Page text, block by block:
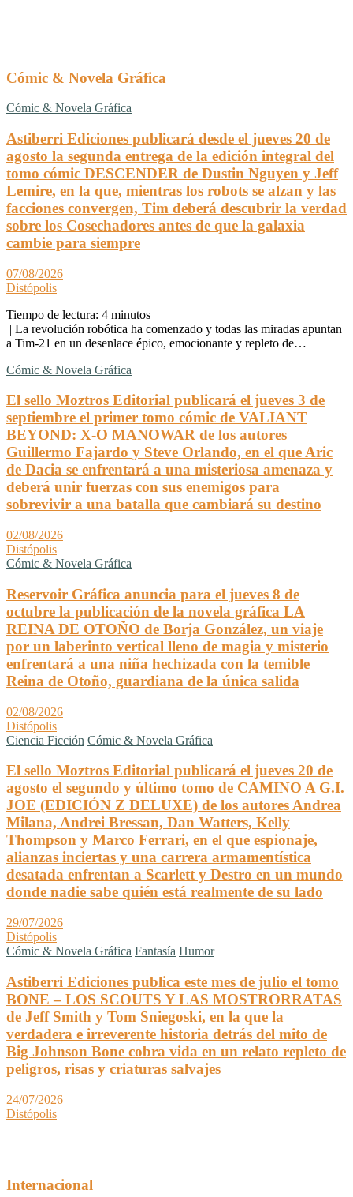
Cómic & Novela Gráfica
Cómic & Novela Gráfica
Astiberri Ediciones publicará desde el jueves 20 de
agosto la segunda entrega de la edición integral del
tomo cómic DESCENDER de Dustin Nguyen y Jeff
Lemire, en la que, mientras los robots se alzan y las
facciones convergen, Tim deberá descubrir la verdad
sobre los Cosechadores antes de que la galaxia
cambie para siempre
07/08/2026
Distópolis
Tiempo de lectura: 4 minutos
| La revolución robótica ha comenzado y todas las miradas apuntan
a Tim-21 en un desenlace épico, emocionante y repleto de…
Cómic & Novela Gráfica
El sello Moztros Editorial publicará el jueves 3 de
septiembre el primer tomo cómic de VALIANT
BEYOND: X-O MANOWAR de los autores
Guillermo Fajardo y Steve Orlando, en el que Aric
de Dacia se enfrentará a una misteriosa amenaza y
deberá unir fuerzas con sus enemigos para
sobrevivir a una batalla que cambiará su destino
02/08/2026
Distópolis
Cómic & Novela Gráfica
Reservoir Gráfica anuncia para el jueves 8 de
octubre la publicación de la novela gráfica LA
REINA DE OTOÑO de Borja González, un viaje
por un laberinto vertical lleno de magia y misterio
enfrentará a una niña hechizada con la temible
Reina de Otoño, guardiana de la única salida
02/08/2026
Distópolis
Ciencia Ficción Cómic & Novela Gráfica
El sello Moztros Editorial publicará el jueves 20 de
agosto el segundo y último tomo de CAMINO A G.I.
JOE (EDICIÓN Z DELUXE) de los autores Andrea
Milana, Andrei Bressan, Dan Watters, Kelly
Thompson y Marco Ferrari, en el que espionaje,
alianzas inciertas y una carrera armamentística
desatada enfrentan a Scarlett y Destro en un mundo
donde nadie sabe quién está realmente de su lado
29/07/2026
Distópolis
Cómic & Novela Gráfica Fantasía Humor
Astiberri Ediciones publica este mes de julio el tomo
BONE – LOS SCOUTS Y LAS MOSTRORRATAS
de Jeff Smith y Tom Sniegoski, en la que la
verdadera e irreverente historia detrás del mito de
Big Johnson Bone cobra vida en un relato repleto de
peligros, risas y criaturas salvajes
24/07/2026
Distópolis
Internacional